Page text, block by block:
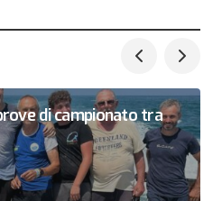
di campionato tra